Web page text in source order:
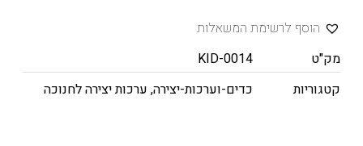
הוסף לרשימת המשאלות
מק"ט
KID-0014
קטגוריות
כדים-וערכות-יצירה, ערכות יצירה לחנוכה